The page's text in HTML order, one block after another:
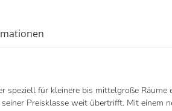
für kleinere bis mittelgroße
Preisklasse weit übertrifft. Mit einem